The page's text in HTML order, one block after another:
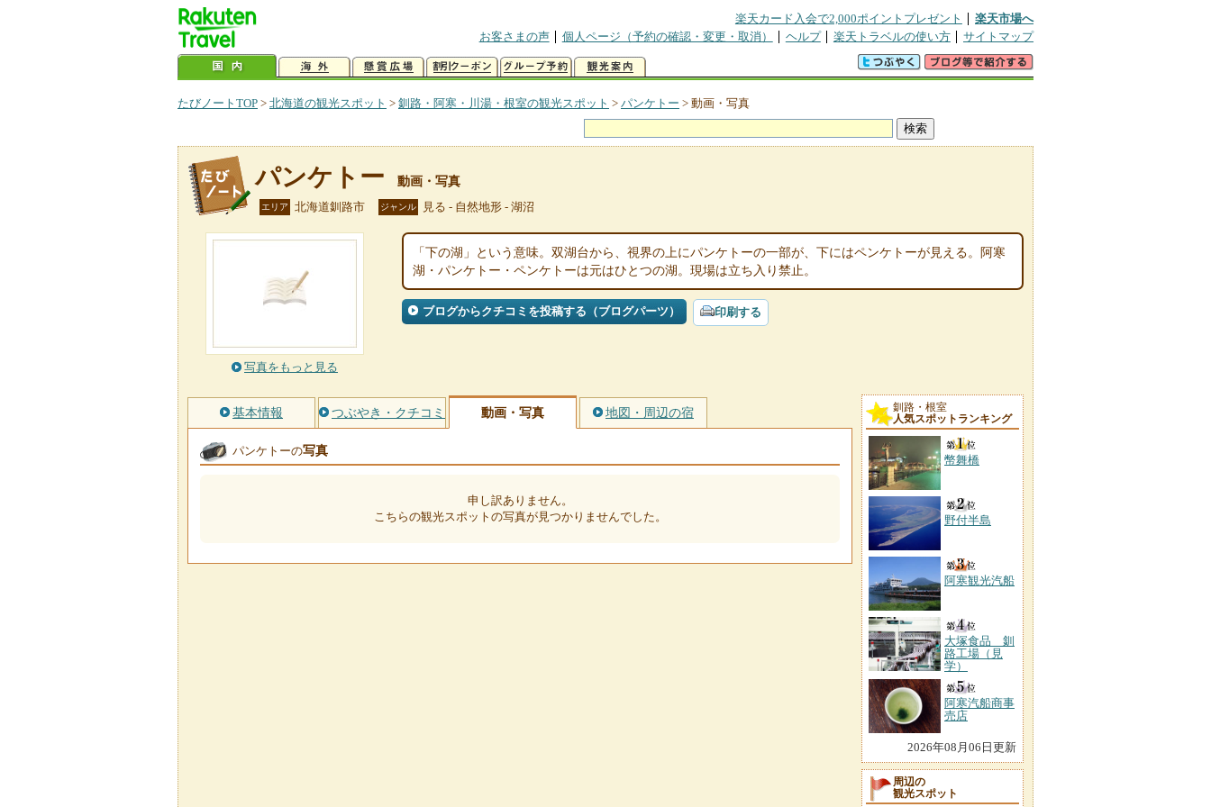
楽天カード入会で2,000ポイントプレゼント
楽天市場へ
お客さまの声
個人ページ（予約の確認・変更・取消） ヘルプ 楽天トラベルの使い方 サイトマップ
たびノートTOP > 北海道の観光スポット > 釧路・阿寒・川湯・根室の観光スポット > パンケトー > 動画・写真
パンケトー 動画・写真
エリア 北海道釧路市 ジャンル 見る - 自然地形 - 湖沼
写真をもっと見る
「下の湖」という意味。双湖台から、視界の上にパンケトーの一部が、下にはペンケトーが見える。阿寒
湖・パンケトー・ペンケトーは元はひとつの湖。現場は立ち入り禁止。
ブログからクチコミを投稿する（ブログパーツ） 印刷する
基本情報 つぶやき・クチコミ 動画・写真 地図・周辺の宿
パンケトーの写真
申し訳ありません。
こちらの観光スポットの写真が見つかりませんでした。
釧路・根室
人気スポットランキング
幣舞橋
野付半島
阿寒観光汽船
大塚食品 釧
路工場（見
学）
阿寒汽船商事
売店
2026年08月06日更新
周辺の
観光スポット